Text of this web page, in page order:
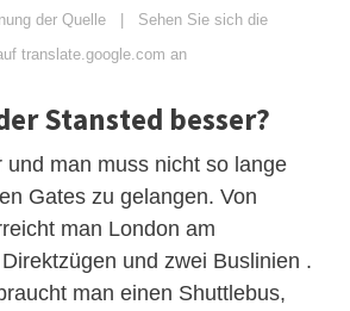
der Quelle | Sehen Sie sich die
translate.google.com an
Stansted besser?
und man muss nicht so lange
Gates zu gelangen. Von
man London am
und zwei Buslinien .
man einen Shuttlebus,